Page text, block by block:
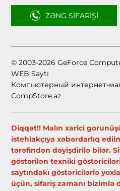
ZƏNG SIFARIŞI
© 2003-2026 GeForce
WEB Saytı
Компьютерный интернет-
CompStore.az
Diqqət!! Malın xarici
istehlakçıya xəbərdarlıq
tərəfindən dəyişdirilə bilər.
göstərilən texniki
saytındakı göstəricilərlə
üçün, sifariş zamanı bizimlə